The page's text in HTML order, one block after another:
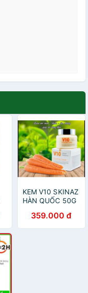
KEM V10 SKINAZ
HÀN QUỐC 50G
MÀNG
359.000 đ